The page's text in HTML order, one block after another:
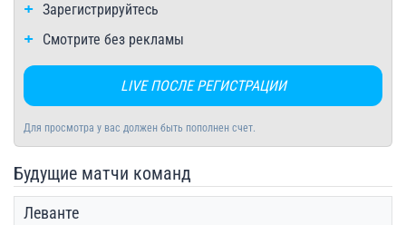
Зарегистрируйтесь
Смотрите без рекламы
LIVE ПОСЛЕ РЕГИСТРАЦИИ
Для просмотра у вас должен быть пополнен счет.
Будущие матчи команд
Леванте